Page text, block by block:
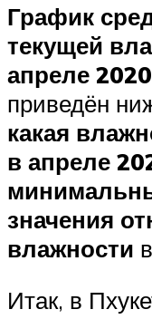
График
текущей
апреле
приведён
какая
в апреле
значения
влажности
Итак, в